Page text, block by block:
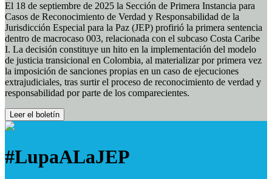
El 18 de septiembre de 2025 la Sección de Primera Instancia para
Casos de Reconocimiento de Verdad y Responsabilidad de la
Jurisdicción Especial para la Paz (JEP) profirió la primera sentencia
dentro de macrocaso 003, relacionada con el subcaso Costa Caribe
I. La decisión constituye un hito en la implementación del modelo
de justicia transicional en Colombia, al materializar por primera vez
la imposición de sanciones propias en un caso de ejecuciones
extrajudiciales, tras surtir el proceso de reconocimiento de verdad y
responsabilidad por parte de los comparecientes.
Leer el boletín
#LupaALaJEP